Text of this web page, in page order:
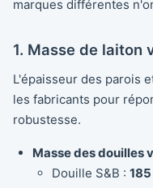
marques différentes
1. Masse de laiton
L'épaisseur des parois
les fabricants pour
robustesse.
Masse des douilles
Douille S&B :